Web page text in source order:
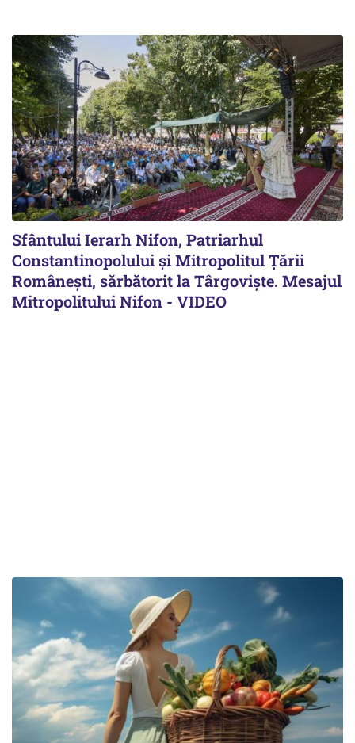
Sfântului Ierarh Nifon, Patriarhul
Constantinopolului și Mitropolitul Țării
Românești, sărbătorit la Târgoviște. Mesajul
Mitropolitului Nifon - VIDEO